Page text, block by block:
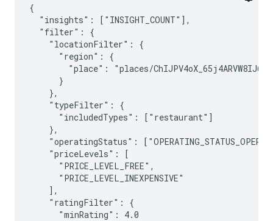
{
  "insights": ["INSIGHT_COUNT"],
  "filter": {
    "locationFilter": {
      "region": {
"place": "places/
      }
    },
    "typeFilter": {
      "includedTypes": ["restaurant"]
    },
"operatingStatus":
    "priceLevels": [
      "PRICE_LEVEL_FREE",
      "PRICE_LEVEL_INEXPENSIVE"
    ],
    "ratingFilter": {
      "minRating": 4.0